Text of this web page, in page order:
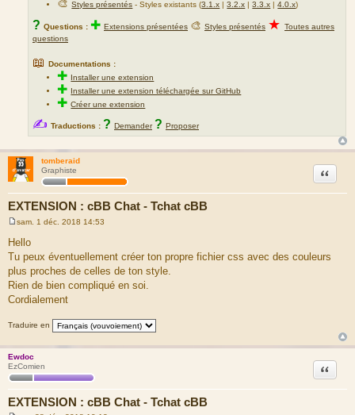
🎨Styles présentés - Styles existants (3.1.x |3.2.x |3.3.x |4.0.x)
? Questions : ✚ Extensions présentées 🎨 Styles présentés ★ Toutes autres
questions
📖 Documentations :
✚ Installer une extension
✚ Installer une extension téléchargée sur GitHub
✚Créer une extension
✍ Traductions : ? Demander ? Proposer
tomberaid
Graphiste
EXTENSION : cBB Chat - Tchat cBB
Citation
e
s
s
g
e
sam. 1 déc. 2018 14:53
Hello
Tu peux éventuellement créer ton propre fichier css avec des couleurs
plus proches de celles de ton style.
Rien de bien compliqué en soi.
Cordialement
Traduire en
Ewdoc
EzComien
EXTENSION : cBB Chat - Tchat cBB
Citation